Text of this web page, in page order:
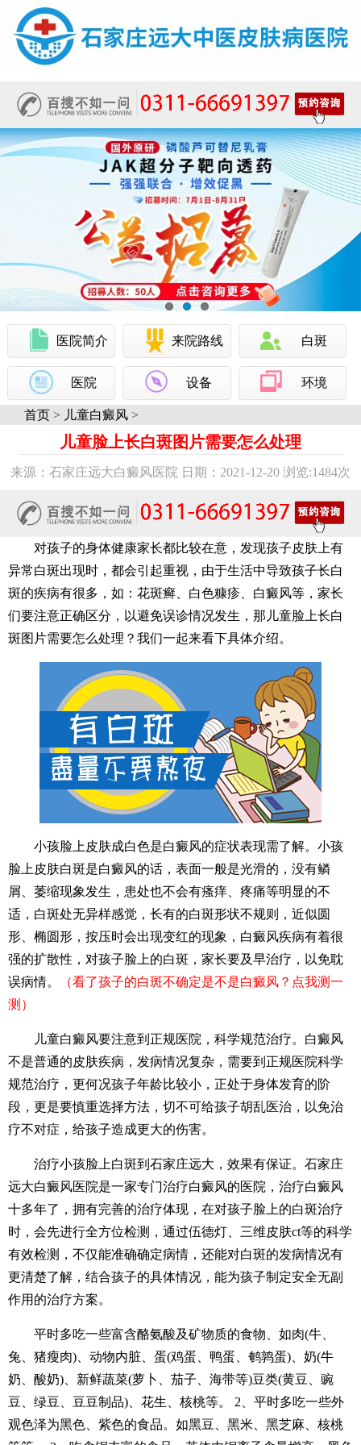
医院简介 来院路线 白斑
医院 设备 环境
首页 > 儿童白癜风 >
儿童脸上长白斑图片需要怎么处理
来源：石家庄远大白癜风医院 日期：2021-12-20 浏览:1484次
对孩子的身体健康家长都比较在意，发现孩子皮肤上有
异常白斑出现时，都会引起重视，由于生活中导致孩子长白
斑的疾病有很多，如：花斑癣、白色糠疹、白癜风等，家长
们要注意正确区分，以避免误诊情况发生，那儿童脸上长白
斑图片需要怎么处理？我们一起来看下具体介绍。
小孩脸上皮肤成白色是白癜风的症状表现需了解。小孩
脸上皮肤白斑是白癜风的话，表面一般是光滑的，没有鳞
屑、萎缩现象发生，患处也不会有瘙痒、疼痛等明显的不
适，白斑处无异样感觉，长有的白斑形状不规则，近似圆
形、椭圆形，按压时会出现变红的现象，白癜风疾病有着很
强的扩散性，对孩子脸上的白斑，家长要及早治疗，以免耽
误病情。
（看了孩子的白斑不确定是不是白癜风？点我测一
测）
儿童白癜风要注意到正规医院，科学规范治疗。白癜风
不是普通的皮肤疾病，发病情况复杂，需要到正规医院科学
规范治疗，更何况孩子年龄比较小，正处于身体发育的阶
段，更是要慎重选择方法，切不可给孩子胡乱医治，以免治
疗不对症，给孩子造成更大的伤害。
治疗小孩脸上白斑到石家庄远大，效果有保证。石家庄
远大白癜风医院是一家专门治疗白癜风的医院，治疗白癜风
十多年了，拥有完善的治疗体现，在对孩子脸上的白斑治疗
时，会先进行全方位检测，通过伍德灯、三维皮肤ct等的科学
有效检测，不仅能准确确定病情，还能对白斑的发病情况有
更清楚了解，结合孩子的具体情况，能为孩子制定安全无副
作用的治疗方案。
平时多吃一些富含酪氨酸及矿物质的食物、如肉(牛、
兔、猪瘦肉)、动物内脏、蛋(鸡蛋、鸭蛋、鹌鹑蛋)、奶(牛
奶、酸奶)、新鲜蔬菜(萝卜、茄子、海带等)豆类(黄豆、豌
豆、绿豆、豆豆制品)、花生、核桃等。 2、平时多吃一些外
观色泽为黑色、紫色的食品。如黑豆、黑米、黑芝麻、核桃